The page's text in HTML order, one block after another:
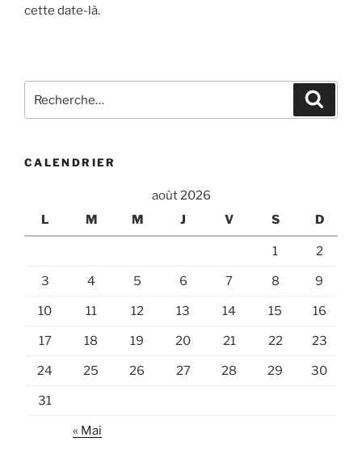
cette date-là.
pour
CALENDRIER
août 2026
L
M M J V S D
1 2
3 4 5 6 7 8 9
10 11 12 13 14 15 16
17 18 19 20 21 22 23
24 25 26 27 28 29 30
31
« Mai